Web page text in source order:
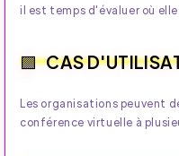
il est temps d'évaluer où
CAS
Les organisations peuvent
conférence virtuelle à